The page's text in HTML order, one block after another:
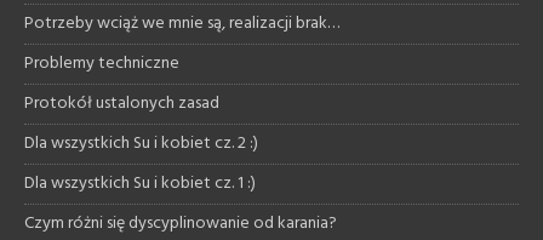
Potrzeby wciąż we mnie są, realizacji brak…
Problemy techniczne
Protokół ustalonych zasad
Dla wszystkich Su i kobiet cz. 2 :)
Dla wszystkich Su i kobiet cz. 1 :)
Czym różni się dyscyplinowanie od karania?